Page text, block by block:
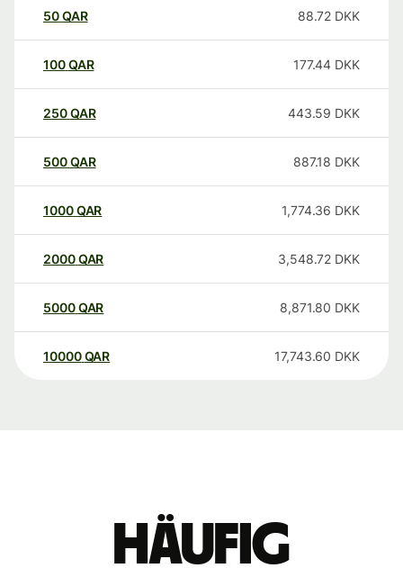
50QAR 88.72 DKK
100QAR 177.44 DKK
250QAR 443.59 DKK
500QAR 887.18 DKK
1000QAR 1,774.36 DKK
2000QAR 3,548.72 DKK
5000QAR 8,871.80 DKK
10000 QAR 17,743.60 DKK
Häufig